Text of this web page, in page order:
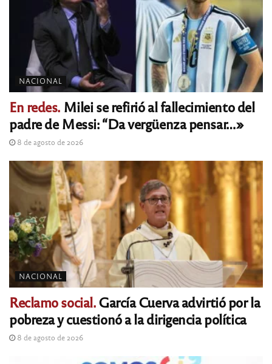
NACIONAL
En redes. Milei se refirió al fallecimiento del
padre de Messi: “Da vergüenza pensar…»
8 de agosto de 2026
NACIONAL
Reclamo social.García Cuerva advirtió por la
pobreza y cuestionó a la dirigencia política
8 de agosto de 2026